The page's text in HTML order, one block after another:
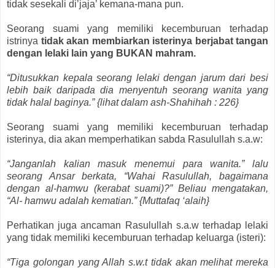
tidak sesekali di’jaja’ kemana-mana pun.
Seorang suami yang memiliki kecemburuan terhadap
istrinya tidak akan membiarkan isterinya berjabat tangan
dengan lelaki lain yang BUKAN mahram.
“Ditusukkan kepala seorang lelaki dengan jarum dari besi
lebih baik daripada dia menyentuh seorang wanita yang
tidak halal baginya.” {lihat dalam ash-Shahihah : 226}
Seorang suami yang memiliki kecemburuan terhadap
isterinya, dia akan memperhatikan sabda Rasulullah s.a.w:
“Janganlah kalian masuk menemui para wanita.” lalu
seorang Ansar berkata, “Wahai Rasulullah, bagaimana
dengan al-hamwu (kerabat suami)?” Beliau mengatakan,
“Al- hamwu adalah kematian.” {Muttafaq ‘alaih}
Perhatikan juga ancaman Rasulullah s.a.w terhadap lelaki
yang tidak memiliki kecemburuan terhadap keluarga (isteri):
“Tiga golongan yang Allah s.w.t tidak akan melihat mereka